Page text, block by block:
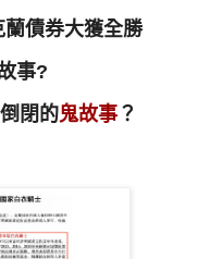
債券大獲全勝
事?
閉的鬼故事 ？